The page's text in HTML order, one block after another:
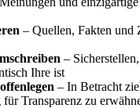
– Quellen, Fakten und
–
Ihre ist
– In Betracht
Transparenz zu